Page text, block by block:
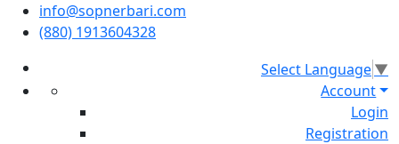
info@sopnerbari.com
(880) 1913604328
Select Language▼
Account
Login
Registration